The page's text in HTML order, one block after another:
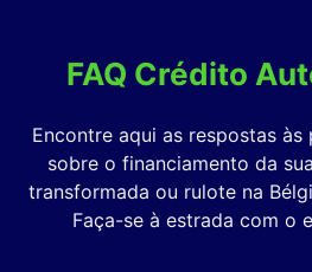
FAQ Crédito
Encontre aqui as respostas
sobre o financiamento da
transformada ou rulote na
Faça-se à estrada com o